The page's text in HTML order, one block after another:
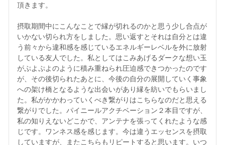
頂きます。
摂取期間中にこんなことで縁が切れるのかと思う少し合点が
いかない切られ方をしました。思い返すとそれは自分とは違
う前々から違和感を感じているエネルギーレベルを外に放射
している友人でした。私としてはこみあげるダークな想い玉
がぷよぷよのように積み重ねられ圧迫感できつかったのです
が、その後切られたあとに、今後の自分の展開していく事象
への架け橋となるような出会いがあり縁を紡いでもらいまし
た。私がかかわっていくべき繋がりはこちらなのだと思える
繋がりでした。パイニールアクチベーション２本目ですが、
私の知りえないどこかで、アンテナを張ってくれたような感
じです。ワンネス感を感じます。今は違うエッセンスを摂取
していますが、またこちらもリピートすると思います。いつ